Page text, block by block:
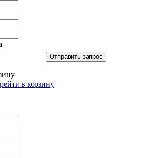
Отправить запрос
в корзину